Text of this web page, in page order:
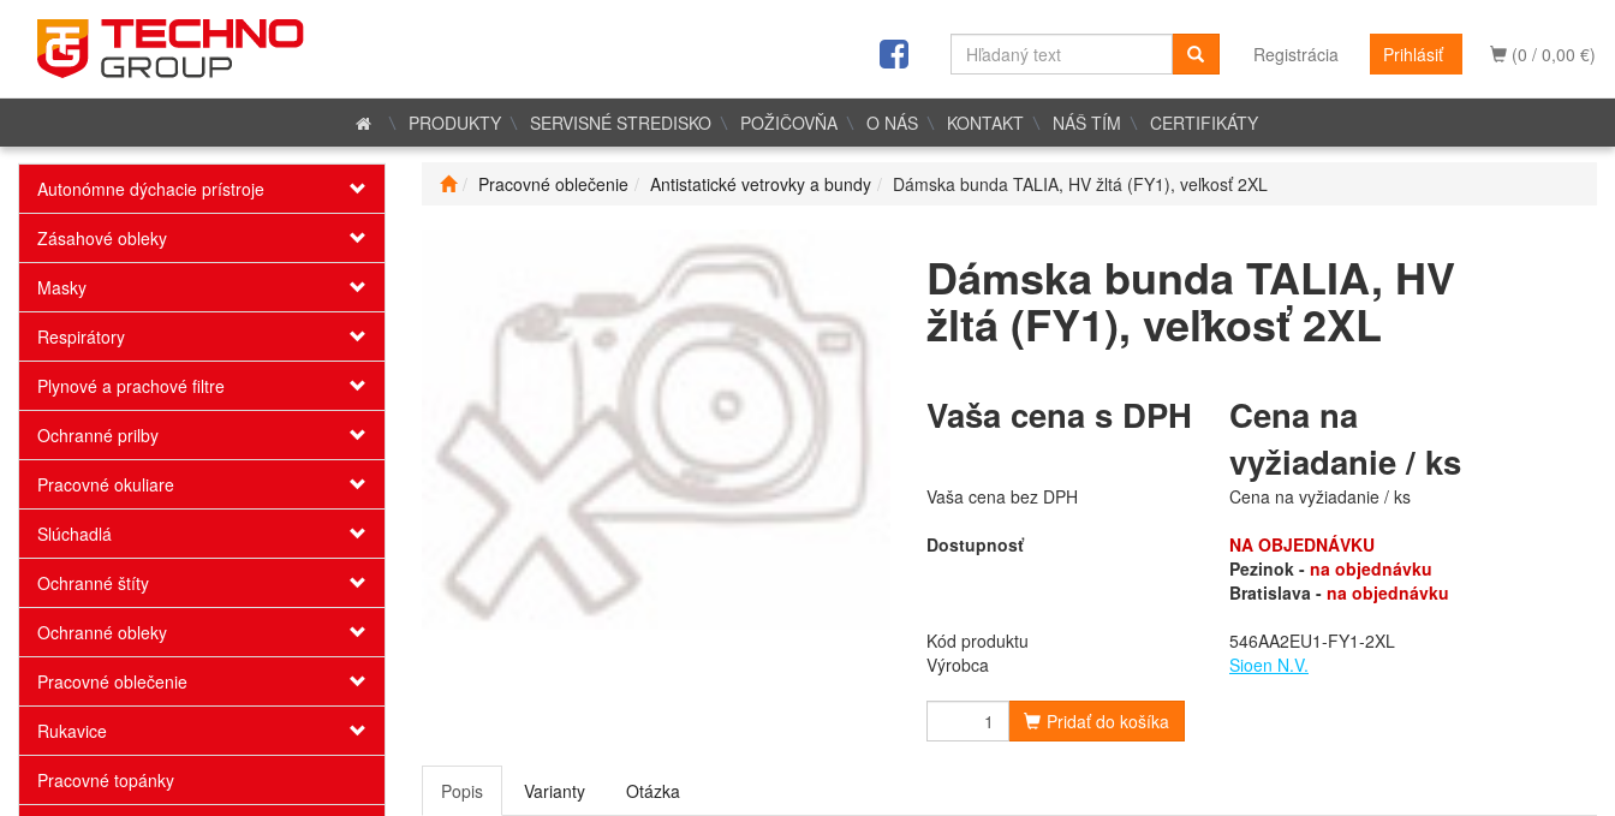
(0 / 0,00 €)
Registrácia Prihlásiť
PRODUKTY SERVISNÉ STREDISKO POŽIČOVŇA O NÁS KONTAKT NÁŠ TÍM CERTIFIKÁTY
Autonómne dýchacie prístroje
Zásahové obleky
Masky
Respirátory
Plynové a prachové filtre
Ochranné prilby
Pracovné okuliare
Slúchadlá
Ochranné štíty
Ochranné obleky
Pracovné oblečenie
Rukavice
Pracovné topánky
Pracovné oblečenie Antistatické vetrovky a bundy Dámska bunda TALIA, HV žltá (FY1), veľkosť 2XL
Dámska bunda TALIA, HV
žltá (FY1), veľkosť 2XL
Vaša cena s DPH
Cena na
vyžiadanie / ks
Vaša cena bez DPH
Cena na vyžiadanie / ks
Dostupnosť
NA OBJEDNÁVKU
Pezinok - na objednávku
Bratislava - na objednávku
Kód produktu
546AA2EU1-FY1-2XL
Výrobca
Sioen N.V.
Pridať do košíka
Popis Varianty Otázka